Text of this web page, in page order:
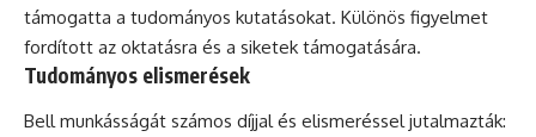
támogatta a tudományos kutatásokat. Különös figyelmet
fordított az oktatásra és a siketek támogatására.
Tudományos elismerések
Bell munkásságát számos díjjal és elismeréssel jutalmazták: